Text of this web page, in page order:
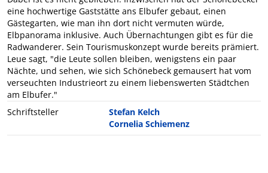
eine hochwertige Gaststätte ans Elbufer gebaut, einen
Gästegarten, wie man ihn dort nicht vermuten würde,
Elbpanorama inklusive. Auch Übernachtungen gibt es für die
Radwanderer. Sein Tourismuskonzept wurde bereits prämiert.
Leue sagt, "die Leute sollen bleiben, wenigstens ein paar
Nächte, und sehen, wie sich Schönebeck gemausert hat vom
verseuchten Industrieort zu einem liebenswerten Städtchen
am Elbufer."
Schriftsteller
Stefan Kelch
Cornelia Schiemenz